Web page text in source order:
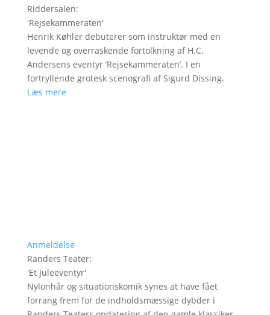
Riddersalen:
'Rejsekammeraten'
Henrik Køhler debuterer som instruktør med en
levende og overraskende fortolkning af H.C.
Andersens eventyr ’Rejsekammeraten’. I en
fortryllende grotesk scenografi af Sigurd Dissing.
Læs mere
Anmeldelse
Randers Teater:
'Et Juleeventyr'
Nylonhår og situationskomik synes at have fået
forrang frem for de indholdsmæssige dybder i